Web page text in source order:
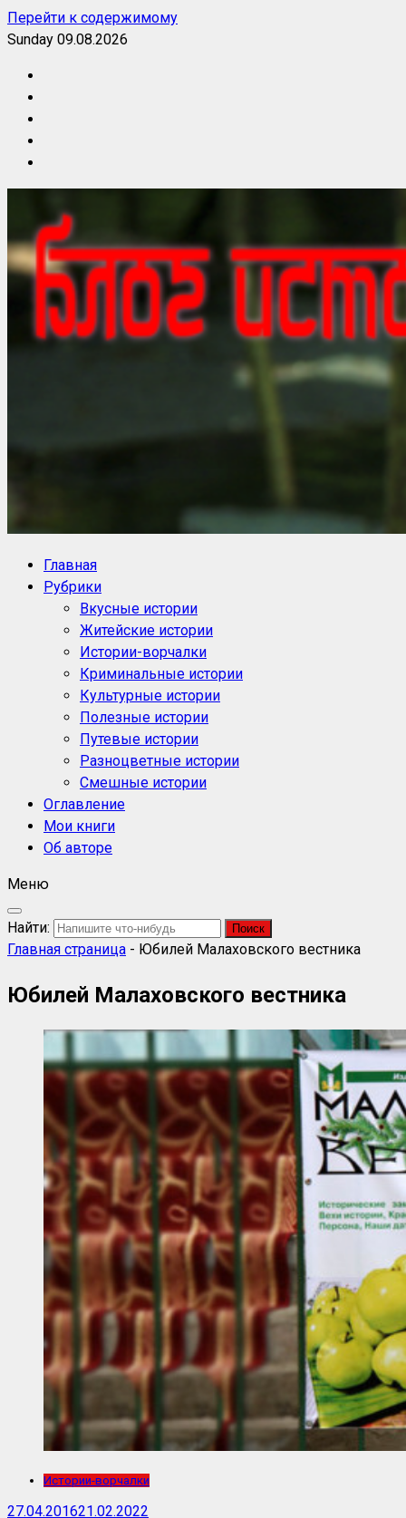
Перейти к содержимому
Sunday 09.08.2026
Блог историй NoorySan
Главная
Рубрики
Вкусные истории
Житейские истории
Истории-ворчалки
Криминальные истории
Культурные истории
Полезные истории
Путевые истории
Разноцветные истории
Смешные истории
Оглавление
Мои книги
Об авторе
Меню
Найти:
Главная страница - Юбилей Малаховского вестника
Юбилей Малаховского вестника
Истории-ворчалки
27.04.201621.02.2022